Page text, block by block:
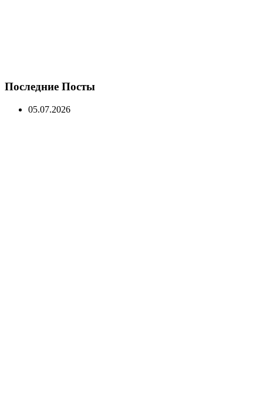
Последние Посты
05.07.2026